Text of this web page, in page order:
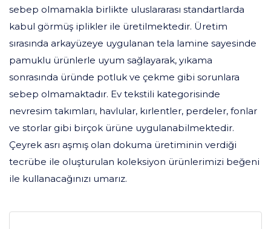
sebep olmamakla birlikte uluslararası standartlarda
kabul görmüş iplikler ile üretilmektedir. Üretim
sırasında arkayüzeye uygulanan tela lamine sayesinde
pamuklu ürünlerle uyum sağlayarak, yıkama
sonrasında üründe potluk ve çekme gibi sorunlara
sebep olmamaktadır. Ev tekstili kategorisinde
nevresim takımları, havlular, kırlentler, perdeler, fonlar
ve storlar gibi birçok ürüne uygulanabilmektedir.
Çeyrek asrı aşmış olan dokuma üretiminin verdiği
tecrübe ile oluşturulan koleksiyon ürünlerimizi beğeni
ile kullanacağınızı umarız.